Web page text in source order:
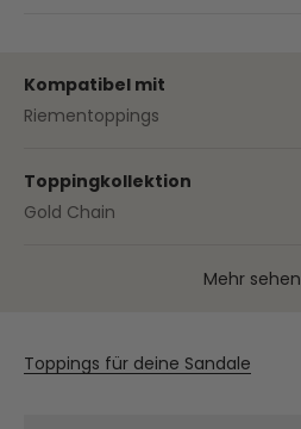
Kompatibel mit
Riementoppings
Toppingkollektion
Gold Chain
Mehr sehen
Toppings für deine Sandale